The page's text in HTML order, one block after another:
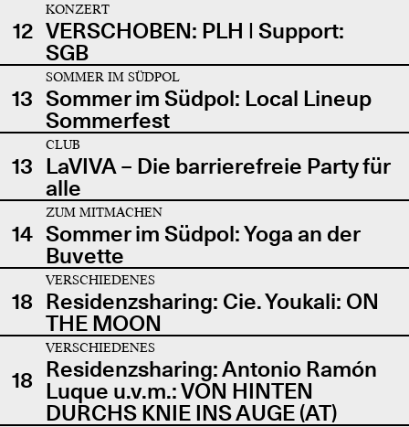
12
KONZERT
VERSCHOBEN: PLH | Support:
SGB
13
SOMMER IM SÜDPOL
Sommer im Südpol: Local Lineup
Sommerfest
13
CLUB
LaVIVA – Die barrierefreie Party für
alle
14
ZUM MITMACHEN
Sommer im Südpol: Yoga an der
Buvette
18
VERSCHIEDENES
Residenzsharing: Cie. Youkali: ON
THE MOON
18
VERSCHIEDENES
Residenzsharing: Antonio Ramón
Luque u.v.m.: VON HINTEN
DURCHS KNIE INS AUGE (AT)